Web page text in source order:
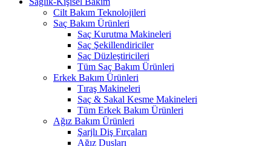
Cilt Bakım Teknolojileri
Saç Bakım Ürünleri
Saç Kurutma Makineleri
Saç Şekillendiriciler
Saç Düzleştiricileri
Tüm Saç Bakım Ürünleri
Erkek Bakım Ürünleri
Tıraş Makineleri
Saç & Sakal Kesme Makineleri
Tüm Erkek Bakım Ürünleri
Ağız Bakım Ürünleri
Şarjlı Diş Fırçaları
Ağız Duşları